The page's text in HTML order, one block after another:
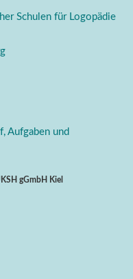
Schulen für Logopädie
Aufgaben und
gGmbH Kiel